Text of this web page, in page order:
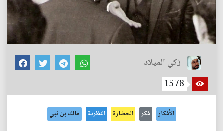
زكي الميلاد
1578
الأفكار فكر الحضارة النظرية مالك بن نبي